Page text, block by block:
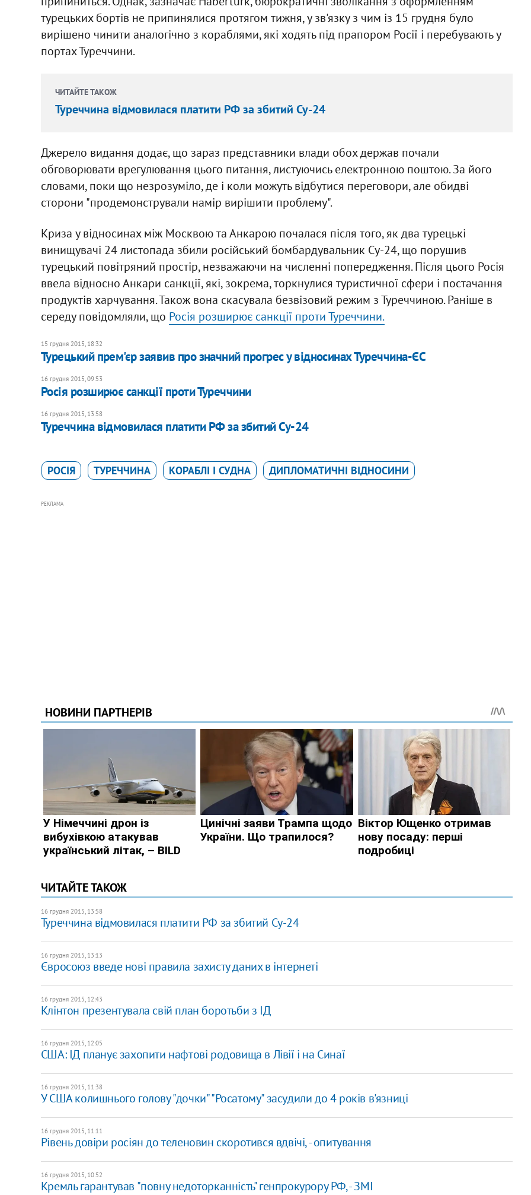
турецьких бортів не припинялися протягом тижня, у зв'язку з чим із 15 грудня було
вирішено чинити аналогічно з кораблями, які ходять під прапором Росії і перебувають у
портах Туреччини.
ЧИТАЙТЕ ТАКОЖ
Туреччина відмовилася платити РФ за збитий Су-24
Джерело видання додає, що зараз представники влади обох держав почали
обговорювати врегулювання цього питання, листуючись електронною поштою. За його
словами, поки що незрозуміло, де і коли можуть відбутися переговори, але обидві
сторони "продемонстрували намір вирішити проблему".
Криза у відносинах між Москвою та Анкарою почалася після того, як два турецькі
винищувачі 24 листопада збили російський бомбардувальник Су-24, що порушив
турецький повітряний простір, незважаючи на численні попередження. Після цього Росія
ввела відносно Анкари санкції, які, зокрема, торкнулися туристичної сфери і постачання
продуктів харчування. Також вона скасувала безвізовий режим з Туреччиною. Раніше в
середу повідомляли, що Росія розширює санкції проти Туреччини.
15 грудня 2015, 18:32
Турецький прем'єр заявив про значний прогрес у відносинах Туреччина-ЄС
16 грудня 2015, 09:53
Росія розширює санкції проти Туреччини
16 грудня 2015, 13:58
Туреччина відмовилася платити РФ за збитий Су-24
РОСІЯ ТУРЕЧЧИНА КОРАБЛІ І СУДНА ДИПЛОМАТИЧНІ ВІДНОСИНИ
РЕКЛАМА
ЧИТАЙТЕ ТАКОЖ
16 грудня 2015, 13:58
Туреччина відмовилася платити РФ за збитий Су-24
16 грудня 2015, 13:13
Євросоюз введе нові правила захисту даних в інтернеті
16 грудня 2015, 12:43
Клінтон презентувала свій план боротьби з ІД
16 грудня 2015, 12:05
США: ІД планує захопити нафтові родовища в Лівії і на Синаї
16 грудня 2015, 11:38
У США колишнього голову "дочки" "Росатому" засудили до 4 років в'язниці
16 грудня 2015, 11:11
Рівень довіри росіян до теленовин скоротився вдвічі, - опитування
16 грудня 2015, 10:52
Кремль гарантував "повну недоторканність" генпрокурору РФ, - ЗМІ